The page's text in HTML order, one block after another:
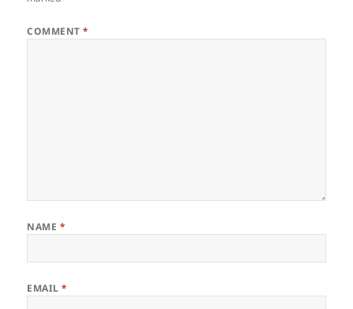
COMMENT*
NAME *
EMAIL*